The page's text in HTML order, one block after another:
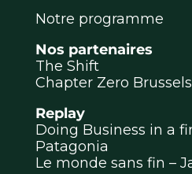
Notre programme
Nos partenaires
The Shift
Chapter Zero Brussels
Replay
Doing Business in a
Patagonia
Le monde sans fin –